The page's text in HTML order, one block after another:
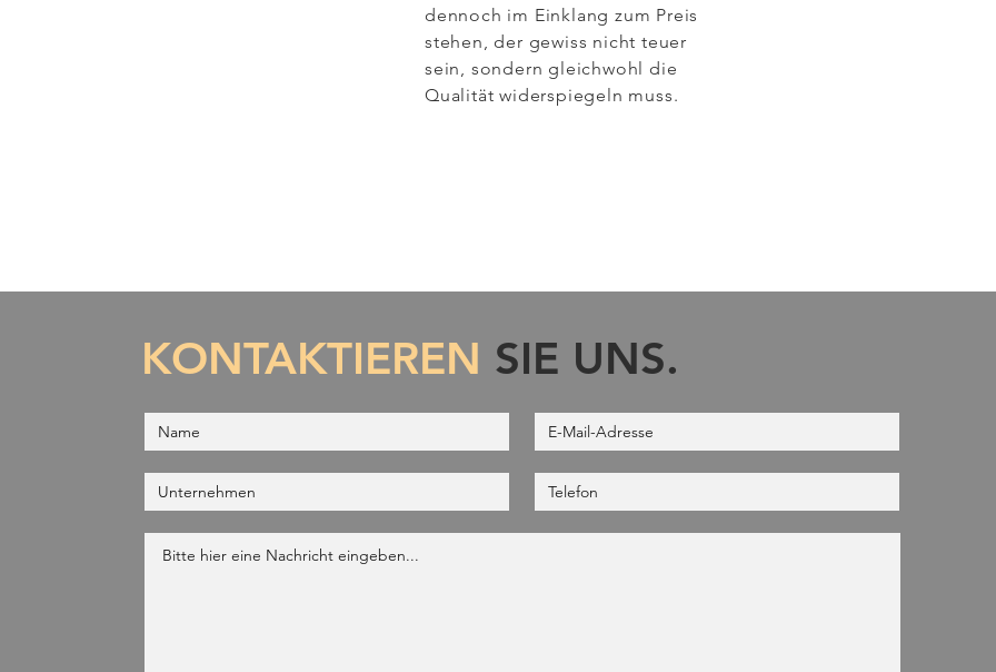
dennoch im Einklang zum Preis
stehen, der gewiss nicht teuer
sein, sondern gleichwohl die
Qualität widerspiegeln muss.
KONTAKTIEREN SIE UNS.